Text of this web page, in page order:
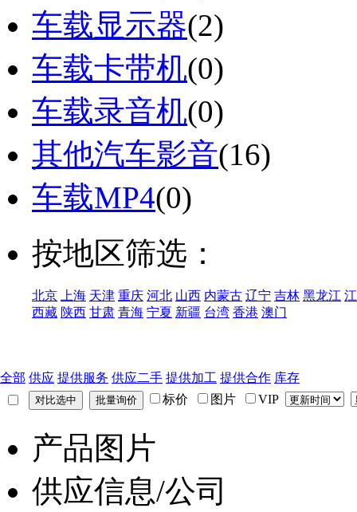
车载显示器(2)
车载卡带机(0)
车载录音机(0)
其他汽车影音(16)
车载MP4(0)
按地区筛选：
北京 上海 天津 重庆 河北 山西 内蒙古 辽宁 吉林 黑龙江
西藏 陕西 甘肃 青海 宁夏 新疆 台湾 香港 澳门
全部 供应 提供服务 供应二手 提供加工 提供合作 库存
标价
图片 VIP
产品图片
供应信息/公司